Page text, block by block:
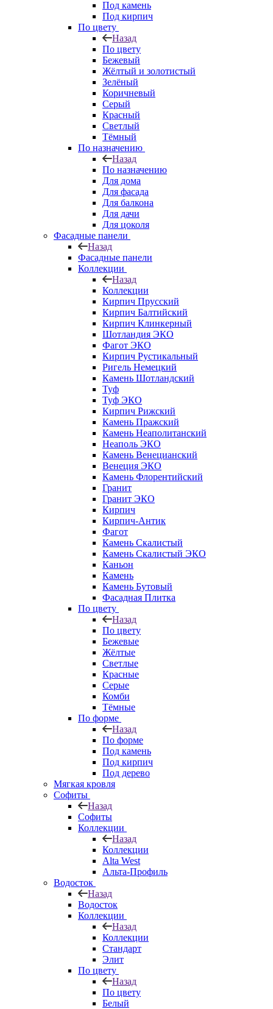
Под камень
Под кирпич
По цвету
Назад
По цвету
Бежевый
Жёлтый и золотистый
Зелёный
Коричневый
Серый
Красный
Светлый
Тёмный
По назначению
Назад
По назначению
Для дома
Для фасада
Для балкона
Для дачи
Для цоколя
Фасадные панели
Назад
Фасадные панели
Коллекции
Назад
Коллекции
Кирпич Прусский
Кирпич Балтийский
Кирпич Клинкерный
Шотландия ЭКО
Фагот ЭКО
Кирпич Рустикальный
Ригель Немецкий
Камень Шотландский
Туф
Туф ЭКО
Кирпич Рижский
Камень Пражский
Камень Неаполитанский
Неаполь ЭКО
Камень Венецианский
Венеция ЭКО
Камень Флорентийский
Гранит
Гранит ЭКО
Кирпич
Кирпич-Антик
Фагот
Камень Скалистый
Камень Скалистый ЭКО
Каньон
Камень
Камень Бутовый
Фасадная Плитка
По цвету
Назад
По цвету
Бежевые
Жёлтые
Светлые
Красные
Серые
Комби
Тёмные
По форме
Назад
По форме
Под камень
Под кирпич
Под дерево
Мягкая кровля
Софиты
Назад
Софиты
Коллекции
Назад
Коллекции
Alta West
Альта-Профиль
Водосток
Назад
Водосток
Коллекции
Назад
Коллекции
Стандарт
Элит
По цвету
Назад
По цвету
Белый